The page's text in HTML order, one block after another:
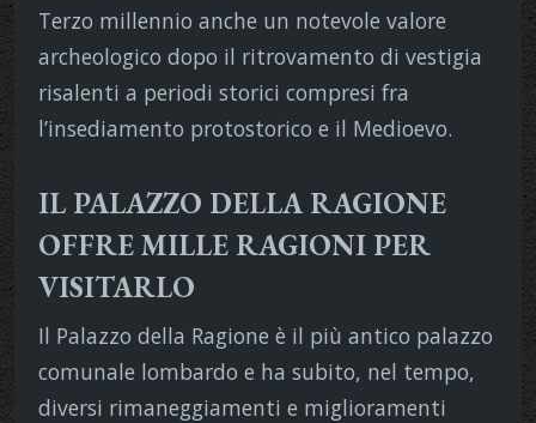
Terzo millennio anche un notevole valore
archeologico dopo il ritrovamento di vestigia
risalenti a periodi storici compresi fra
l’insediamento protostorico e il Medioevo.
IL PALAZZO DELLA RAGIONE
OFFRE MILLE RAGIONI PER
VISITARLO
Il Palazzo della Ragione è il più antico palazzo
comunale lombardo e ha subito, nel tempo,
diversi rimaneggiamenti e miglioramenti